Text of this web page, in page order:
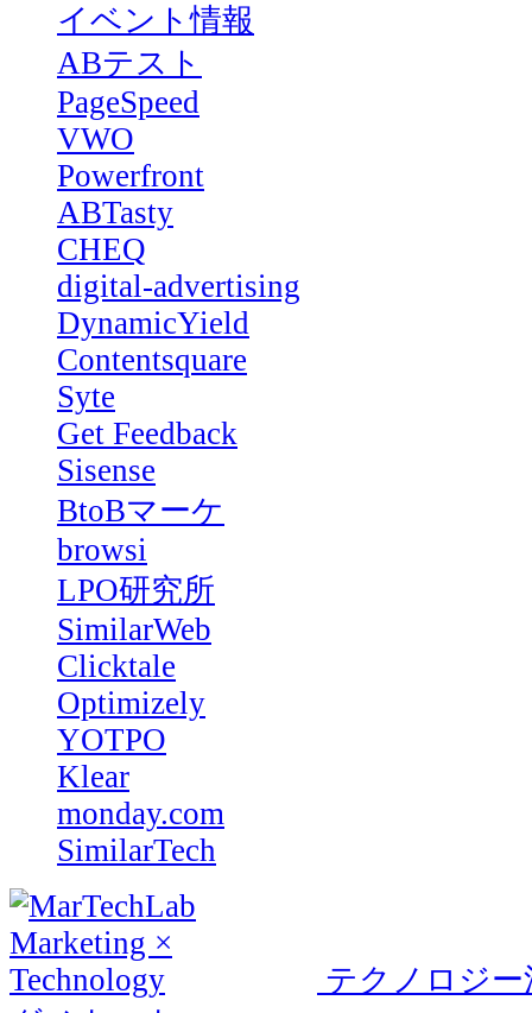
イベント情報
ABテスト
PageSpeed
VWO
Powerfront
ABTasty
CHEQ
digital-advertising
DynamicYield
Contentsquare
Syte
Get Feedback
Sisense
BtoBマーケ
browsi
LPO研究所
SimilarWeb
Clicktale
Optimizely
YOTPO
Klear
monday.com
SimilarTech
テクノロジ